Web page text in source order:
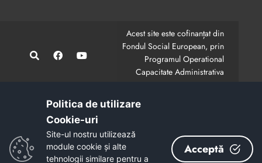
Acest site este cofinanțat din
Fondul Social European, prin
Programul Operational
Capacitate Administrativa
CodMySmis/Sipoca: 128880/652;
Conținutul acestui site web nu reprezintă în mod
obligatoriu poziția oficială a Uniunii Europene.
Întreaga responsabilitate asupra corectitudinii și
Politica de utilizare
Cookie-uri‎
Site-ul nostru utilizează
module cookie și alte
tehnologii similare pentru a
Acceptă